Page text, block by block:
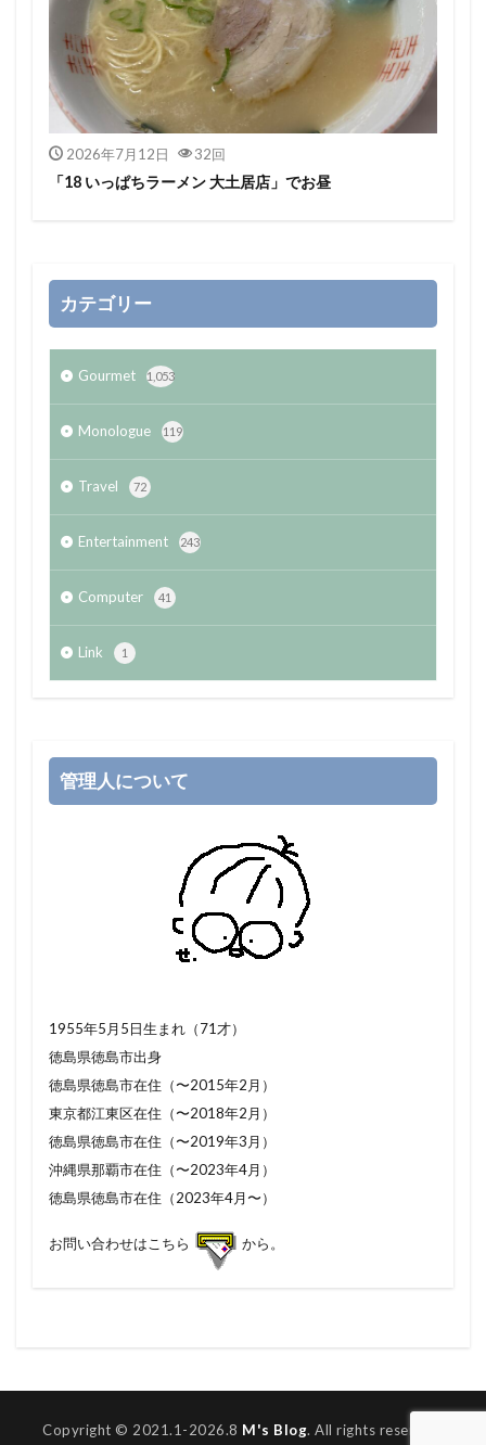
2026年7月12日 32回
「18 いっぱちラーメン 大土居店」でお昼
カテゴリー
Gourmet 1,053
Monologue 119
Travel 72
Entertainment 243
Computer 41
Link 1
管理人について
1955年5月5日生まれ（71才）
徳島県徳島市出身
徳島県徳島市在住（〜2015年2月）
東京都江東区在住（〜2018年2月）
徳島県徳島市在住（〜2019年3月）
沖縄県那覇市在住（〜2023年4月）
徳島県徳島市在住（2023年4月〜）
お問い合わせはこちら から。
Copyright © 2021.1-2026.8 M's Blog. All rights reserved.